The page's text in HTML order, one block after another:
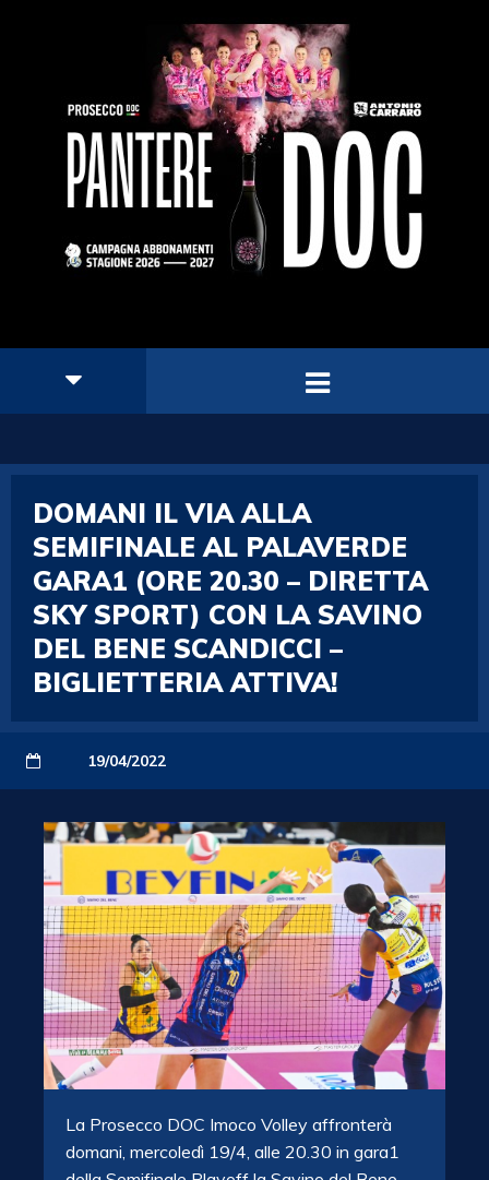
DOMANI IL VIA ALLA
SEMIFINALE AL PALAVERDE
GARA1 (ORE 20.30 – DIRETTA
SKY SPORT) CON LA SAVINO
DEL BENE SCANDICCI –
BIGLIETTERIA ATTIVA!
19/04/2022
La Prosecco DOC Imoco Volley affronterà
domani, mercoledì 19/4, alle 20.30 in gara1